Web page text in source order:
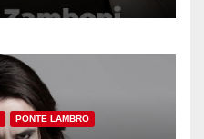
PONTE LAMBRO